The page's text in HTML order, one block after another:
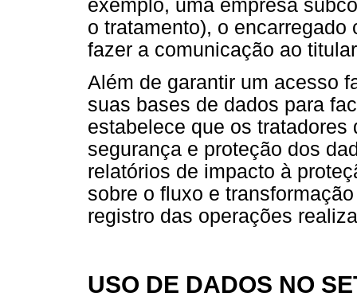
exemplo, uma empresa
o tratamento), o
fazer a comunicação ao
Além de garantir um acesso
suas bases de dados para
estabelece que os
segurança e proteção dos
relatórios de impacto à
sobre o fluxo e
registro das operações
USO DE DADOS NO